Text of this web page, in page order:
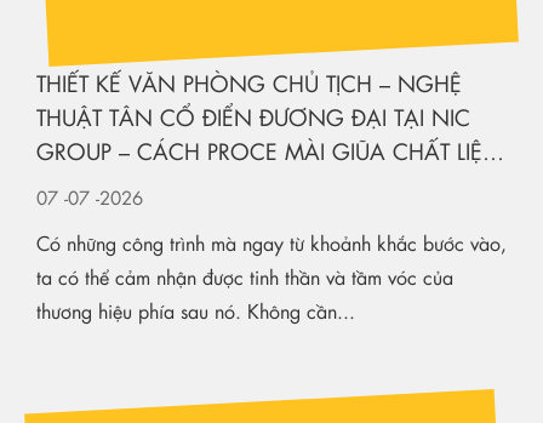
THIẾT KẾ VĂN PHÒNG CHỦ TỊCH – NGHỆ
THUẬT TÂN CỔ ĐIỂN ĐƯƠNG ĐẠI TẠI NIC
GROUP – CÁCH PROCE MÀI GIŨA CHẤT LIỆU
KIẾN TẠO KHÔNG GIAN HẠNG SANG
07 -07 -2026
Có những công trình mà ngay từ khoảnh khắc bước vào,
ta có thể cảm nhận được tinh thần và tầm vóc của
thương hiệu phía sau nó. Không cần...